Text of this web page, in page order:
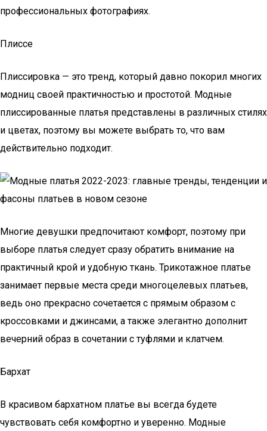
профессиональных фотографиях.
Плиссе
Плиссировка — это тренд, который давно покорил многих
модниц своей практичностью и простотой. Модные
плиссированные платья представлены в различных стилях
и цветах, поэтому вы можете выбрать то, что вам
действительно подходит.
Многие девушки предпочитают комфорт, поэтому при
выборе платья следует сразу обратить внимание на
практичный крой и удобную ткань. Трикотажное платье
занимает первые места среди многоцелевых платьев,
ведь оно прекрасно сочетается с прямым образом с
кроссовками и джинсами, а также элегантно дополнит
вечерний образ в сочетании с туфлями и клатчем.
Бархат
В красивом бархатном платье вы всегда будете
чувствовать себя комфортно и уверенно. Модные